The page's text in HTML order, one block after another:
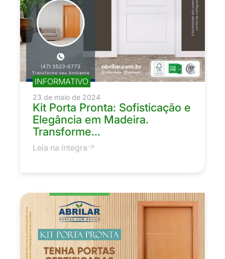
INFORMATIVO
23 de maio de 2024
Kit Porta Pronta: Sofisticação e
Elegância em Madeira.
Transforme…
Leia na íntegra